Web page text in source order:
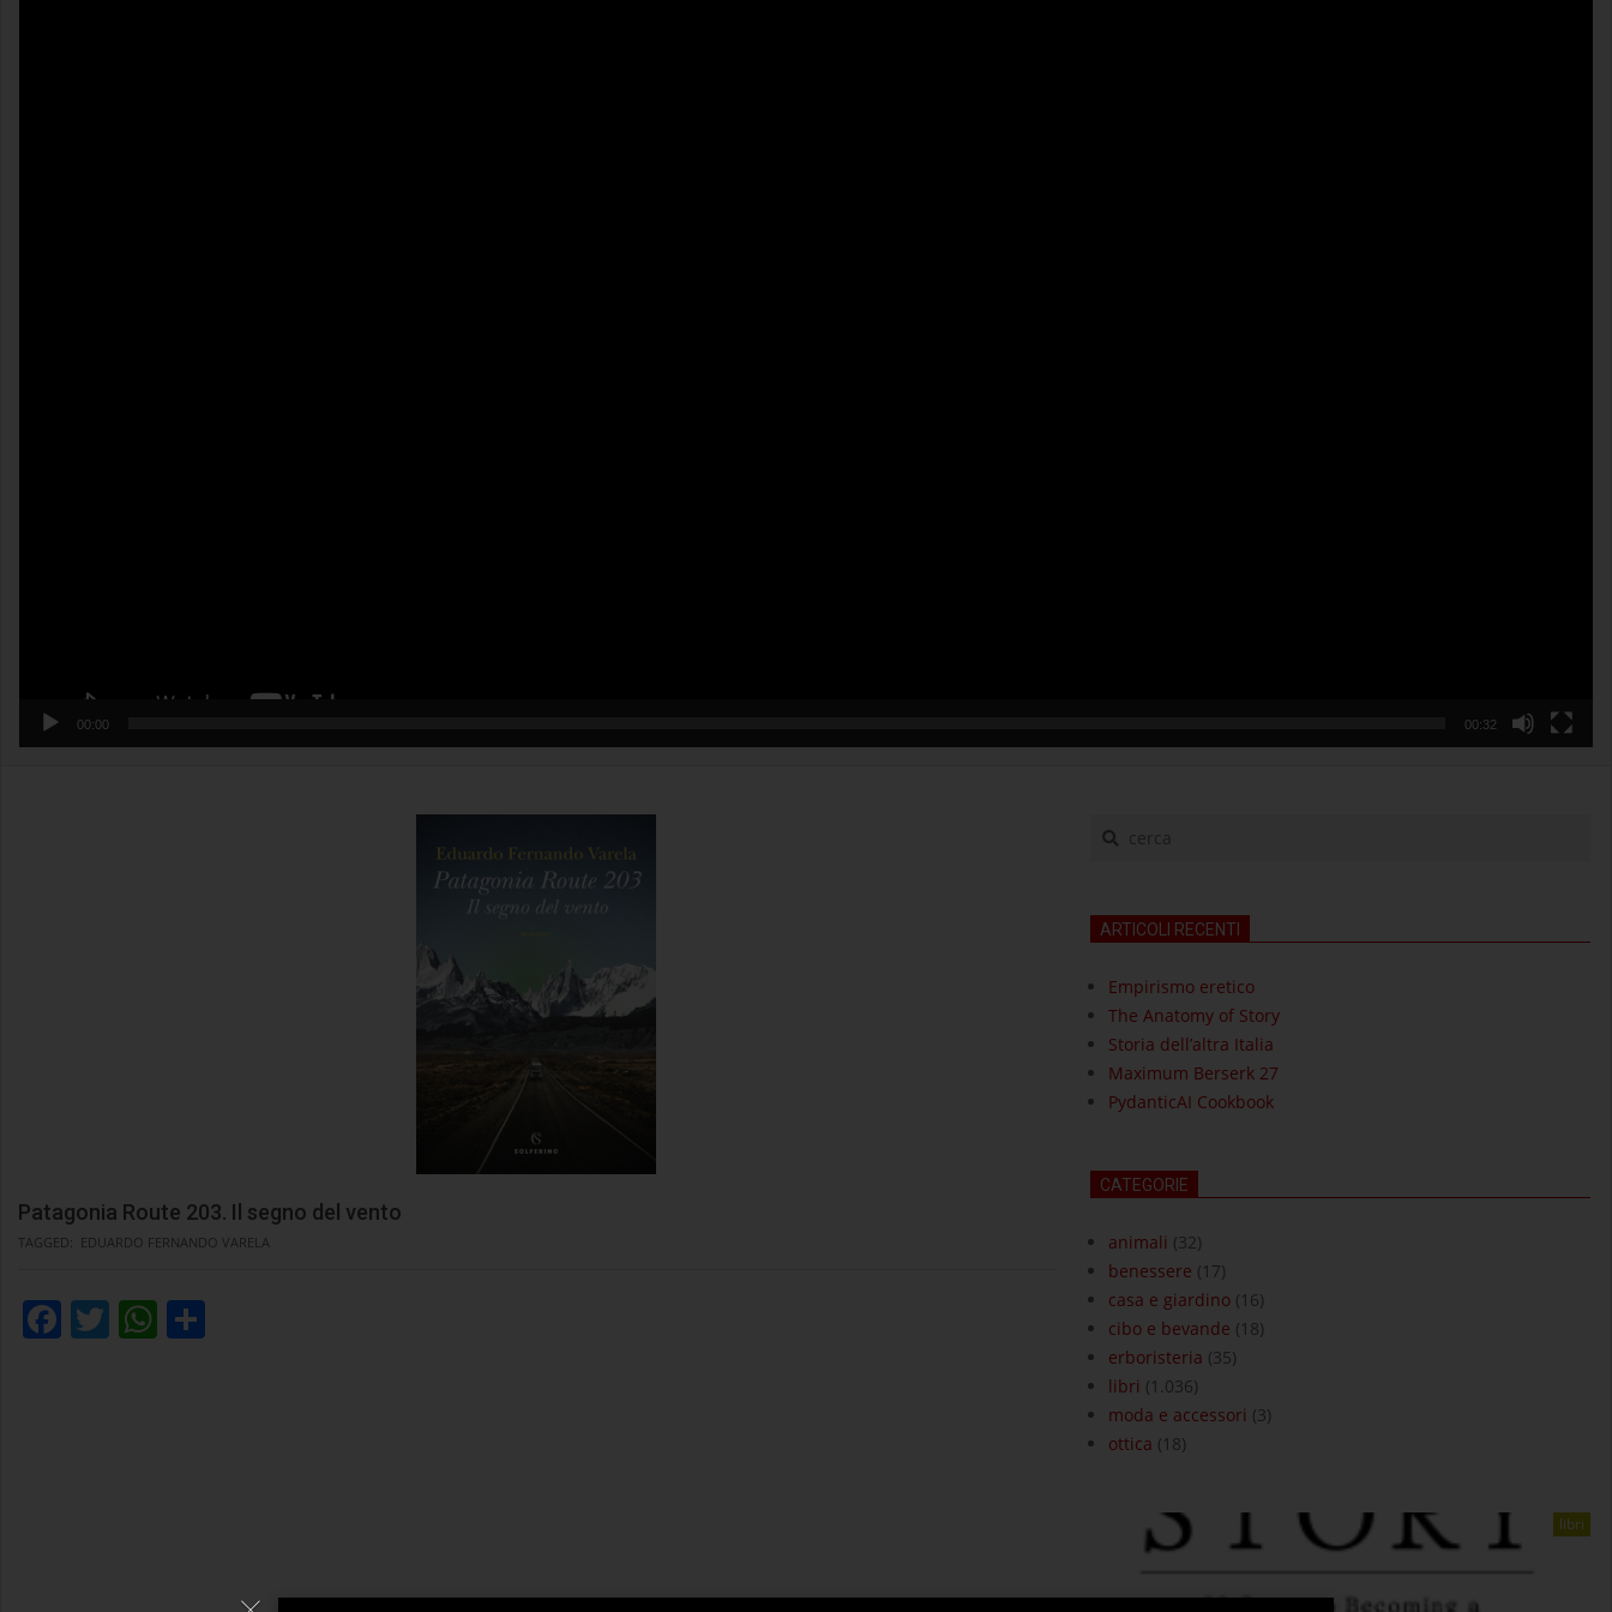
00:00 00:32
Patagonia Route 203. Il segno del vento
TAGGED: EDUARDO FERNANDO VARELA
Facebook
TwitterWhatsApp
cerca
ARTICOLI RECENTI
Empirismo eretico
The Anatomy of Story
Storia dell’altra Italia
Maximum Berserk 27
PydanticAI Cookbook
CATEGORIE
animali (32)
benessere (17)
casa e giardino(16)
cibo e bevande (18)
erboristeria (35)
libri (1.036)
moda e accessori (3)
ottica (18)
libri